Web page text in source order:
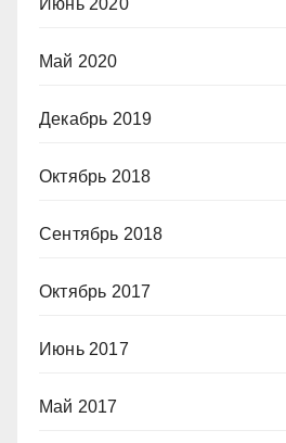
Май 2020
Декабрь 2019
Октябрь 2018
Сентябрь 2018
Октябрь 2017
Июнь 2017
Май 2017